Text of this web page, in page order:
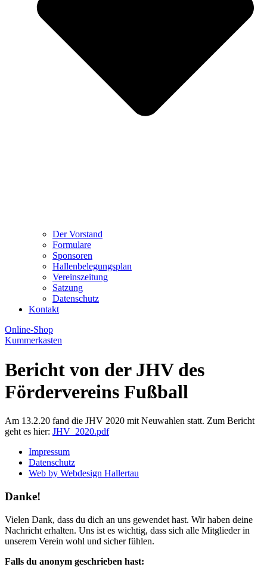
Der Vorstand
Formulare
Sponsoren
Hallenbelegungsplan
Vereinszeitung
Satzung
Datenschutz
Kontakt
Online-Shop
Kummerkasten
Bericht von der JHV des
Fördervereins Fußball
Am 13.2.20 fand die JHV 2020 mit Neuwahlen statt. Zum Bericht
geht es hier: JHV_2020.pdf
Impressum
Datenschutz
Web by Webdesign Hallertau
Danke!
Vielen Dank, dass du dich an uns gewendet hast. Wir haben deine
Nachricht erhalten. Uns ist es wichtig, dass sich alle Mitglieder in
unserem Verein wohl und sicher fühlen.
Falls du anonym geschrieben hast: